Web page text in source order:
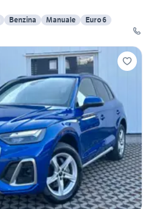
Benzina Manuale
Euro 6